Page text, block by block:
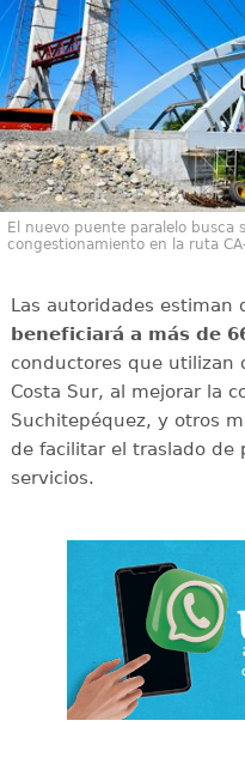
El nuevo puente paralelo busca
congestionamiento en la ruta
Las autoridades estiman
beneficiará a más de
conductores que utilizan
Costa Sur, al mejorar la
Suchitepéquez, y otros
de facilitar el traslado de
servicios.